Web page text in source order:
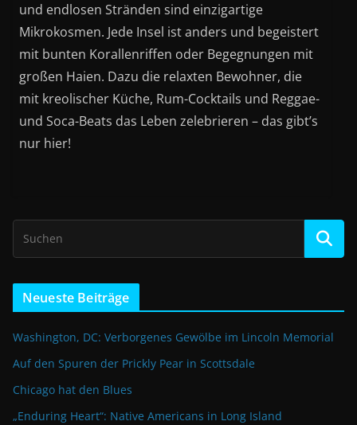
und endlosen Stränden sind einzigartige
Mikrokosmen. Jede Insel ist anders und begeistert
mit bunten Korallenriffen oder Begegnungen mit
großen Haien. Dazu die relaxten Bewohner, die
mit kreolischer Küche, Rum-Cocktails und Reggae-
und Soca-Beats das Leben zelebrieren – das gibt’s
nur hier!
Neueste Beiträge
Washington, DC: Verborgenes Gewölbe im Lincoln Memorial
Auf den Spuren der Prickly Pear in Scottsdale
Chicago hat den Blues
„Enduring Heart“: Native Americans in Long Island